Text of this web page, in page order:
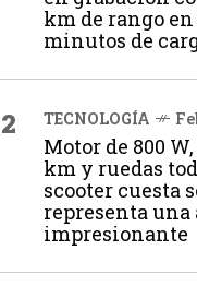
km de rango en
minutos de
TECNOLOGÍA
Motor de 800
km y ruedas
scooter cuesta
representa
impresionante